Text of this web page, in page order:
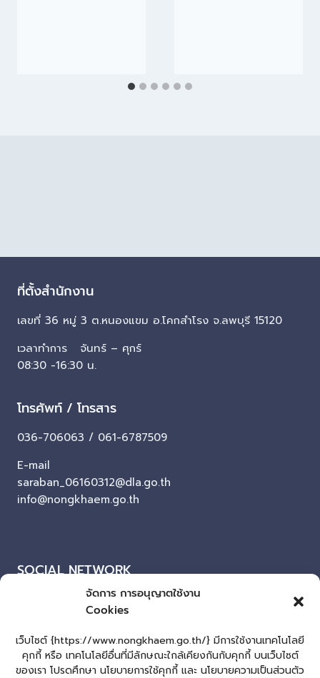
จัดการ การอนุญาตใช้งาน
Cookies
เว็บไซต์ {https://www.nongkhaem.go.th/} มีการใช้งานเทคโนโลยี
คุกกี้ หรือ เทคโนโลยีอื่นที่มีลักษณะใกล้เคียงกันกับคุกกี้ บนเว็บไซต์
ของเรา โปรดศึกษา นโยบายการใช้คุกกี้ และ นโยบายความเป็นส่วนตัว
ที่ตั้งสำนักงาน
เลขที่ 36 หมู่ 3 ต.หนองแขม อ.โคกสำโรง จ.ลพบุรี 15120
เวลาทำการ จันทร์ – ศุกร์
08:30 -16:30 น.
โทรศัพท์ / โทรสาร
036-706063 / 061-6787509
E-mail
saraban_06160312@dla.go.th
info@nongkhaem.go.th
SOCIAL NETWORK
Facebook
ผู้เยี่ยมชมเว็บไซต์
ผู้เยี่ยมชม : 0